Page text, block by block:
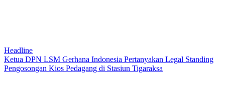
Headline
Ketua DPN LSM Gerhana Indonesia Pertanyakan Legal Standing
Pengosongan Kios Pedagang di Stasiun Tigaraksa